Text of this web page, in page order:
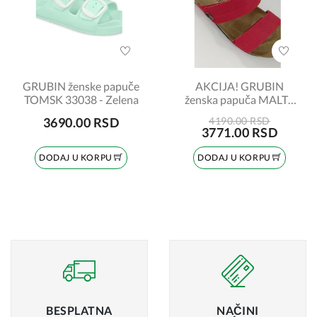
GRUBIN ženske papuče
TOMSK 33038 - Zelena
3690.00 RSD
DODAJ U KORPU
AKCIJA! GRUBIN
ženska papuča MALTA
4190.00 RSD
3771.00 RSD
DODAJ U KORPU
BESPLATNA
NAČINI